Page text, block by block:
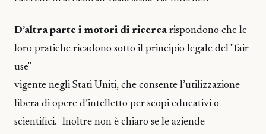
D’altra parte i motori di ricercarispondono che le
loro pratiche ricadono sotto il principio legale del "fair
use"
vigente negli Stati Uniti, che consente l’utilizzazione
libera di opere d’intelletto per scopi educativi o
scientifici. Inoltre non è chiaro se le aziende